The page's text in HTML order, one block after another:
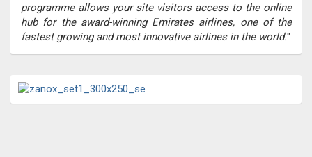
programme allows your site visitors access to the online
hub for the award-winning Emirates airlines, one of the
fastest growing and most innovative airlines in the world."